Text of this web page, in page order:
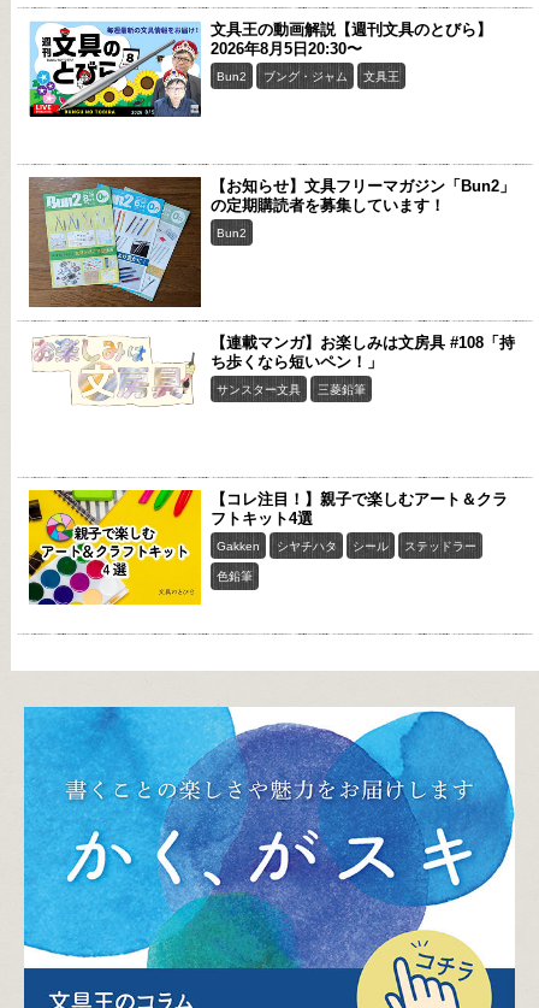
文具王の動画解説【週刊文具のとびら】
2026年8月5日20:30〜
Bun2 ブング・ジャム 文具王
【お知らせ】文具フリーマガジン「Bun2」
の定期購読者を募集しています！
Bun2
【連載マンガ】お楽しみは文房具 #108「持
ち歩くなら短いペン！」
サンスター文具 三菱鉛筆
【コレ注目！】親子で楽しむアート＆クラ
フトキット4選
Gakken シヤチハタ シール ステッドラー
色鉛筆